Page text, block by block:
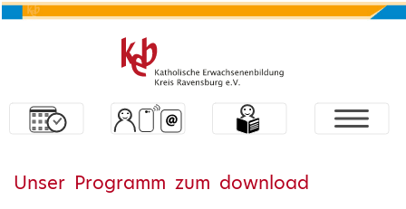
Unser Programm zum download